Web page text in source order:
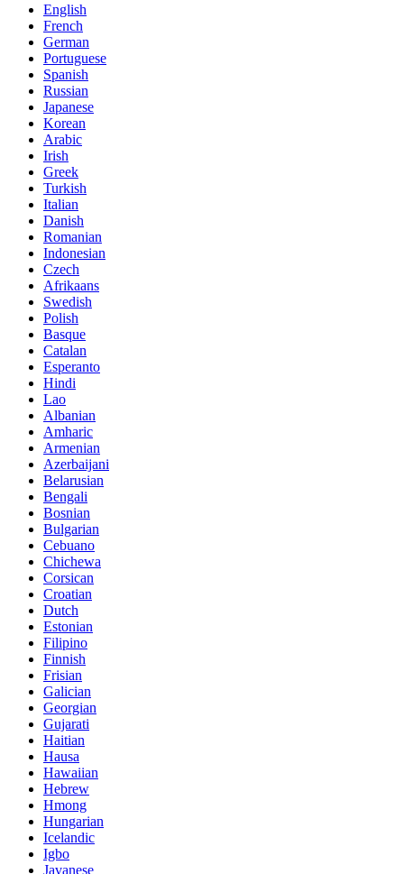
English
French
German
Portuguese
Spanish
Russian
Japanese
Korean
Arabic
Irish
Greek
Turkish
Italian
Danish
Romanian
Indonesian
Czech
Afrikaans
Swedish
Polish
Basque
Catalan
Esperanto
Hindi
Lao
Albanian
Amharic
Armenian
Azerbaijani
Belarusian
Bengali
Bosnian
Bulgarian
Cebuano
Chichewa
Corsican
Croatian
Dutch
Estonian
Filipino
Finnish
Frisian
Galician
Georgian
Gujarati
Haitian
Hausa
Hawaiian
Hebrew
Hmong
Hungarian
Icelandic
Igbo
Javanese